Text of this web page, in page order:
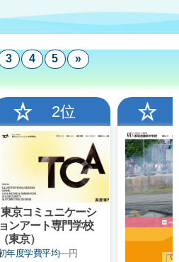
3 4 5 »
2位
東京コミュニケーシ
ョンアート専門学校
（東京）
年度学費平均―円